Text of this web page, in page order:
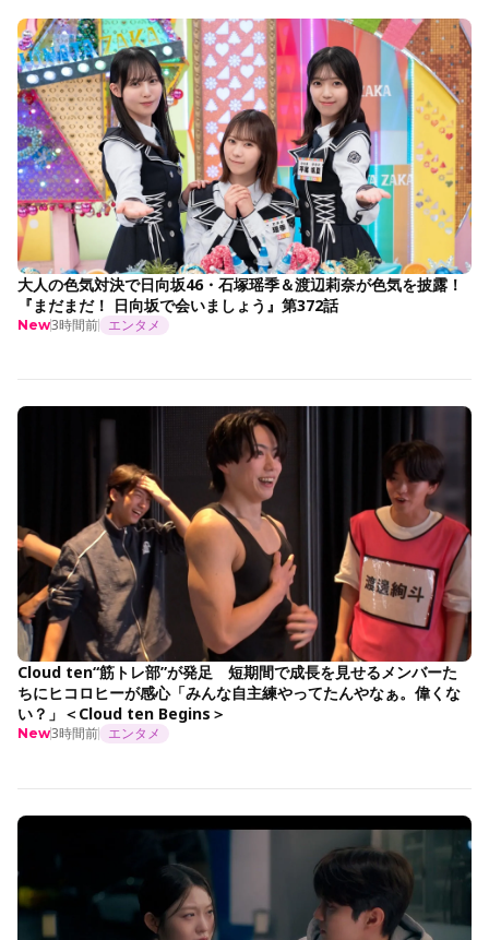
大人の色気対決で日向坂46・石塚瑶季＆渡辺莉奈が色気を披露！
『まだまだ！ 日向坂で会いましょう』第372話
New3時間前 エンタメ
Cloud ten“筋トレ部”が発足 短期間で成長を見せるメンバーた
ちにヒコロヒーが感心「みんな自主練やってたんやなぁ。偉くな
い？」＜Cloud ten Begins＞
New3時間前 エンタメ